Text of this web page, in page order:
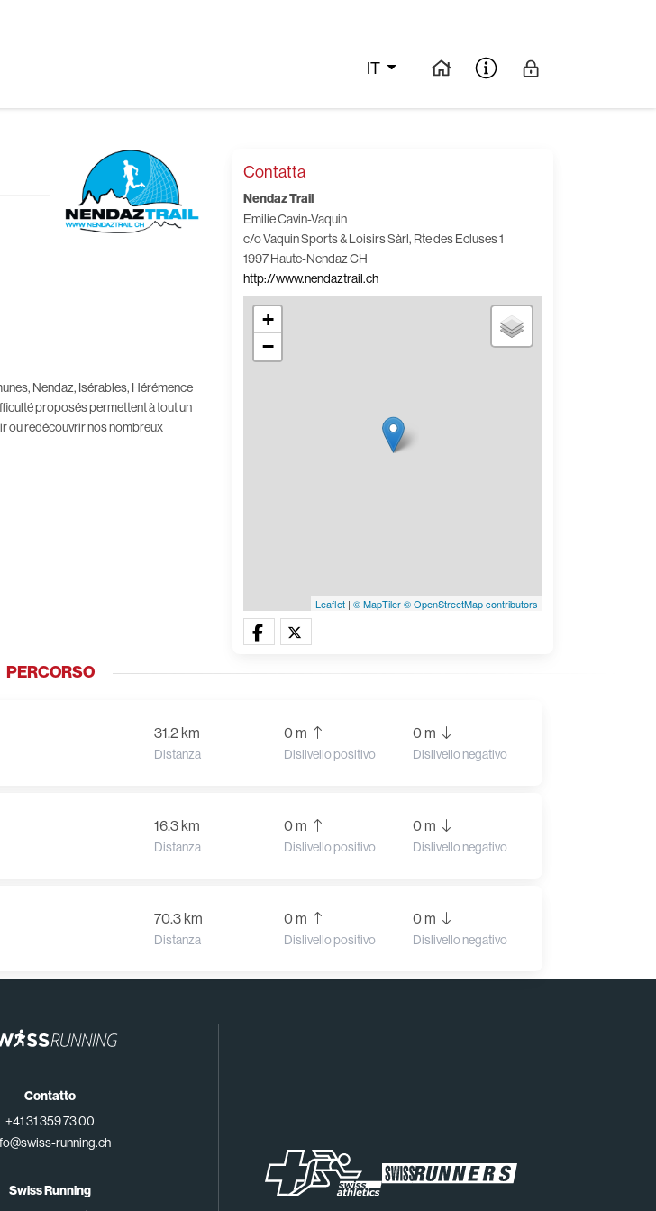
IT
Nendaz, Isérables, Hérémence
proposés permettent à tout un
ou redécouvrir nos nombreux
Contatta
Nendaz Trail
Emilie Cavin-Vaquin
c/o Vaquin Sports & Loisirs Sàrl, Rte des Ecluses 1
1997 Haute-Nendaz CH
http://www.nendaztrail.ch
+
−
Leaflet | © MapTiler© OpenStreetMap contributors
PERCORSO
31.2 km
Distanza
0 m
Dislivello positivo
0 m
Dislivello negativo
16.3 km
Distanza
0 m
Dislivello positivo
0 m
Dislivello negativo
70.3 km
Distanza
0 m
Dislivello positivo
0 m
Dislivello negativo
Contatto
+41 31 359 73 00
running.ch
Swiss Running